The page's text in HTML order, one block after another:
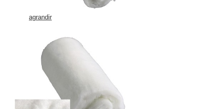
agrandir